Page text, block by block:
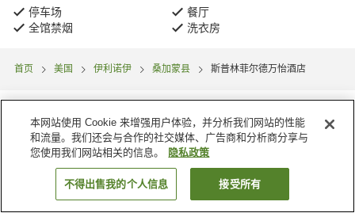
停车场
餐厅
全馆禁烟
洗衣房
首页 美国 伊利诺伊 桑加蒙县 斯普林菲尔德万怡酒店
搜索客房
本网站使用 Cookie 来增强用户体验，并分析我们网站的性能
和流量。我们还会与合作的社交媒体、广告商和分析商分享与
您使用我们网站相关的信息。
隐私政策
不得出售我的个人信息 接受所有